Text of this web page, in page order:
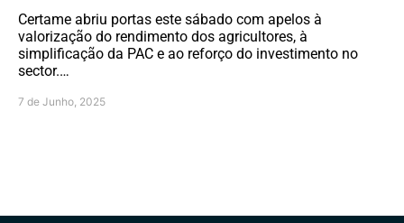
Certame abriu portas este sábado com apelos à
valorização do rendimento dos agricultores, à
simplificação da PAC e ao reforço do investimento no
sector.…
7 de Junho, 2025